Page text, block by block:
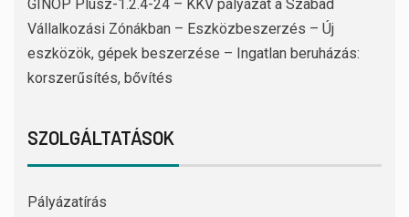
GINOP Plusz-1.2.4-24 – KKV pályázat a Szabad
Vállalkozási Zónákban – Eszközbeszerzés – Új
eszközök, gépek beszerzése – Ingatlan beruházás:
korszerűsítés, bővítés
SZOLGÁLTATÁSOK
Pályázatírás